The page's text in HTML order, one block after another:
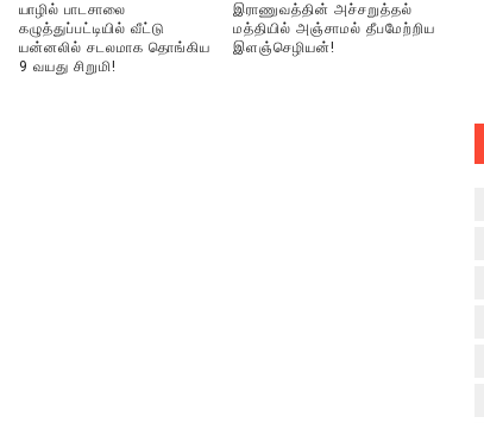
யாழில் பாடசாலை
கழுத்துப்பட்டியில் வீட்டு
யன்னலில் சடலமாக தொங்கிய
9 வயது சிறுமி!
இராணுவத்தின் அச்சறுத்தல்
மத்தியில் அஞ்சாமல் தீபமேற்றிய
இளஞ்செழியன்!